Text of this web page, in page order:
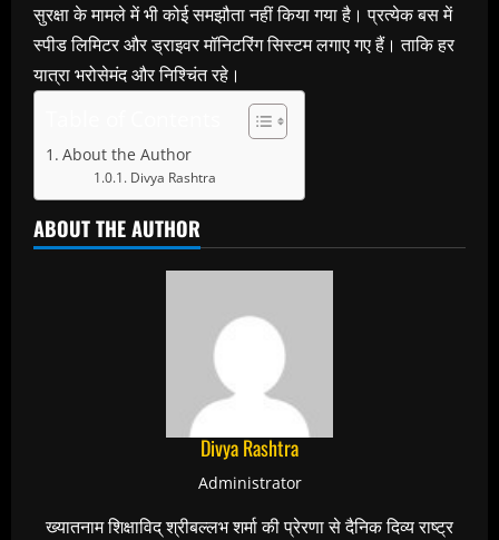
सुरक्षा के मामले में भी कोई समझौता नहीं किया गया है। प्रत्येक बस में
स्पीड लिमिटर और ड्राइवर मॉनिटरिंग सिस्टम लगाए गए हैं। ताकि हर
यात्रा भरोसेमंद और निश्चिंत रहे।
About the Author
Divya Rashtra
ABOUT THE AUTHOR
Divya Rashtra
Administrator
ख्यातनाम शिक्षाविद् श्रीबल्लभ शर्मा की प्रेरणा से दैनिक दिव्य राष्ट्र